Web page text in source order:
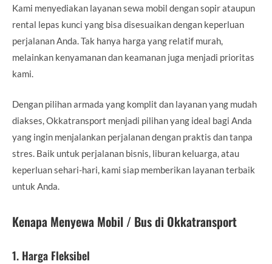
Kami menyediakan layanan sewa mobil dengan sopir ataupun
rental lepas kunci yang bisa disesuaikan dengan keperluan
perjalanan Anda. Tak hanya harga yang relatif murah,
melainkan kenyamanan dan keamanan juga menjadi prioritas
kami.
Dengan pilihan armada yang komplit dan layanan yang mudah
diakses, Okkatransport menjadi pilihan yang ideal bagi Anda
yang ingin menjalankan perjalanan dengan praktis dan tanpa
stres. Baik untuk perjalanan bisnis, liburan keluarga, atau
keperluan sehari-hari, kami siap memberikan layanan terbaik
untuk Anda.
Kenapa Menyewa Mobil / Bus di Okkatransport
1. Harga Fleksibel